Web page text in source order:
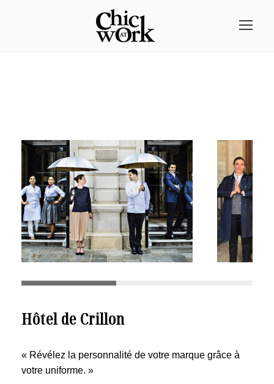
Hôtel de Crillon
« Révélez la personnalité de votre marque grâce à
votre uniforme. »